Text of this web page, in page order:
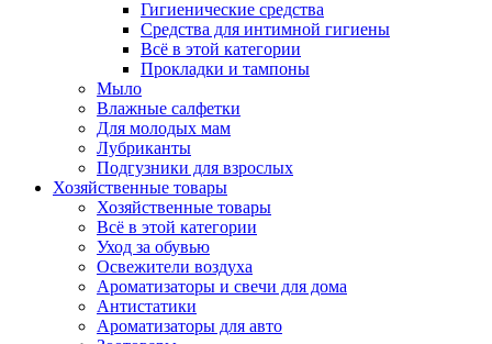
Гигиенические средства
Средства для интимной гигиены
Всё в этой категории
Прокладки и тампоны
Мыло
Влажные салфетки
Для молодых мам
Лубриканты
Подгузники для взрослых
Хозяйственные товары
Хозяйственные товары
Всё в этой категории
Уход за обувью
Освежители воздуха
Ароматизаторы и свечи для дома
Антистатики
Ароматизаторы для авто